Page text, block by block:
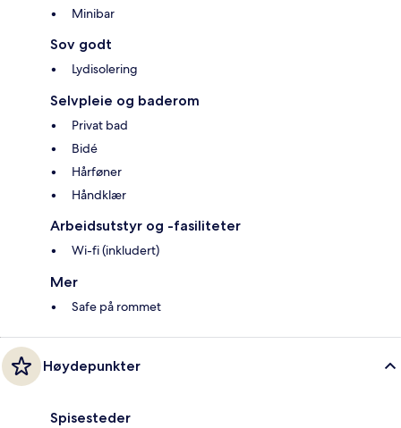
Minibar
Sov godt
Lydisolering
Selvpleie og baderom
Privat bad
Bidé
Hårføner
Håndklær
Arbeidsutstyr og -fasiliteter
Wi-fi (inkludert)
Mer
Safe på rommet
Høydepunkter
Spisesteder